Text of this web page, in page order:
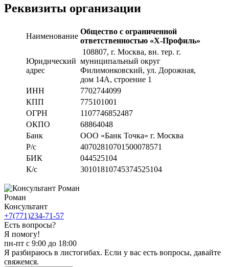
Реквизиты организации
Наименование
Общество с ограниченной
ответственностью «Х-Профиль»
Юридический
адрес
108807, г. Москва, вн. тер. г.
муниципальный округ
Филимонковский, ул. Дорожная,
дом 14А, строение 1
ИНН
7702744099
КПП
775101001
ОГРН
1107746852487
ОКПО
68864048
Банк
ООО «Банк Точка» г. Москва
Р/с
40702810701500078571
БИК
044525104
К/с
30101810745374525104
Роман
Консультант
+7(771)234-71-57
Есть вопросы?
Я помогу!
пн-пт с 9:00 до 18:00
Я разбираюсь в листогибах. Если у вас есть вопросы, давайте
свяжемся.